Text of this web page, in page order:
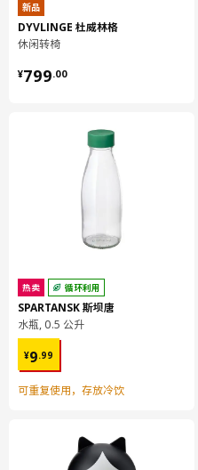
床板架
丝带:
100 %聚酯纤维
203.543.83
新品
DYVLINGE 杜威林格
休闲转椅
¥799.00
¥ 799.00
热卖 循环利用
SPARTANSK 斯坝唐
水瓶, 0.5 公升
¥9.99
¥ 9.99
可重复使用，存放冷饮